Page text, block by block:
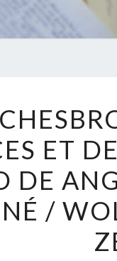
ET
DE
/